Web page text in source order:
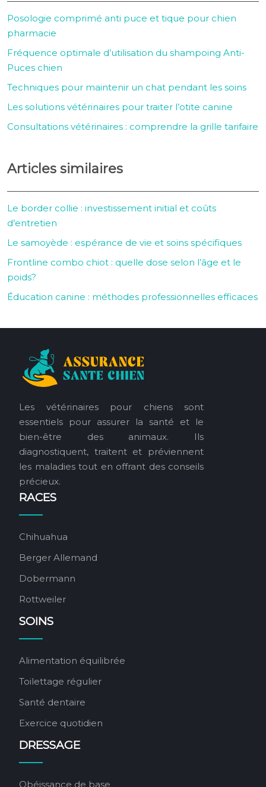
Posologie comprimé anti puce et tique pour chien
pharmacie
Fréquence optimale d’utilisation du shampoing Anti-
Puces chien
Techniques pour maintenir un chat pendant les soins
Les solutions vétérinaires pour traiter l’otite canine
Consultations vétérinaires : comprendre la grille tarifaire
Articles similaires
Le border collie : investissement initial et coûts
d’entretien
Le samoyède : espérance de vie et soins spécifiques
Frontline combo chiot : quelle dose selon l’âge et le
poids?
Éducation canine : méthodes professionnelles efficaces
Les vétérinaires pour chiens sont
essentiels pour assurer la santé et le
bien-être des animaux. Ils
diagnostiquent, traitent et préviennent
les maladies tout en offrant des conseils
précieux.
RACES
Chihuahua
Berger Allemand
Dobermann
Rottweiler
SOINS
Alimentation équilibrée
Toilettage régulier
Santé dentaire
Exercice quotidien
DRESSAGE
Obéissance de base